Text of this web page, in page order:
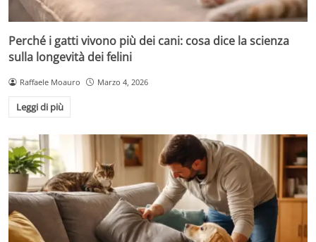
Perché i gatti vivono più dei cani: cosa dice la scienza
sulla longevità dei felini
Raffaele Moauro Marzo 4, 2026
Leggi di più